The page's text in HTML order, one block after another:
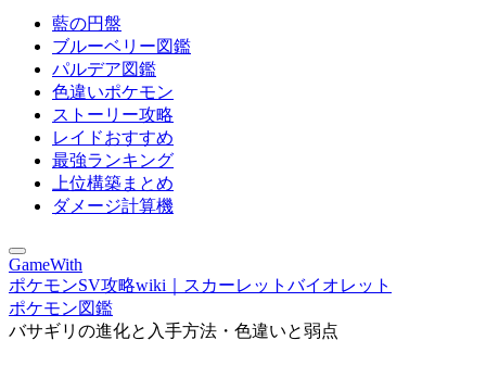
藍の円盤
ブルーベリー図鑑
パルデア図鑑
色違いポケモン
ストーリー攻略
レイドおすすめ
最強ランキング
上位構築まとめ
ダメージ計算機
GameWith
ポケモンSV攻略wiki｜スカーレットバイオレット
ポケモン図鑑
バサギリの進化と入手方法・色違いと弱点